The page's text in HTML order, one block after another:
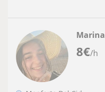
8€/h
Marina